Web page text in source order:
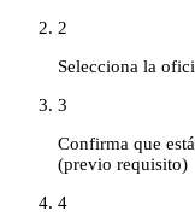
2
Selecciona la
3
Confirma que
(previo requisito)
4